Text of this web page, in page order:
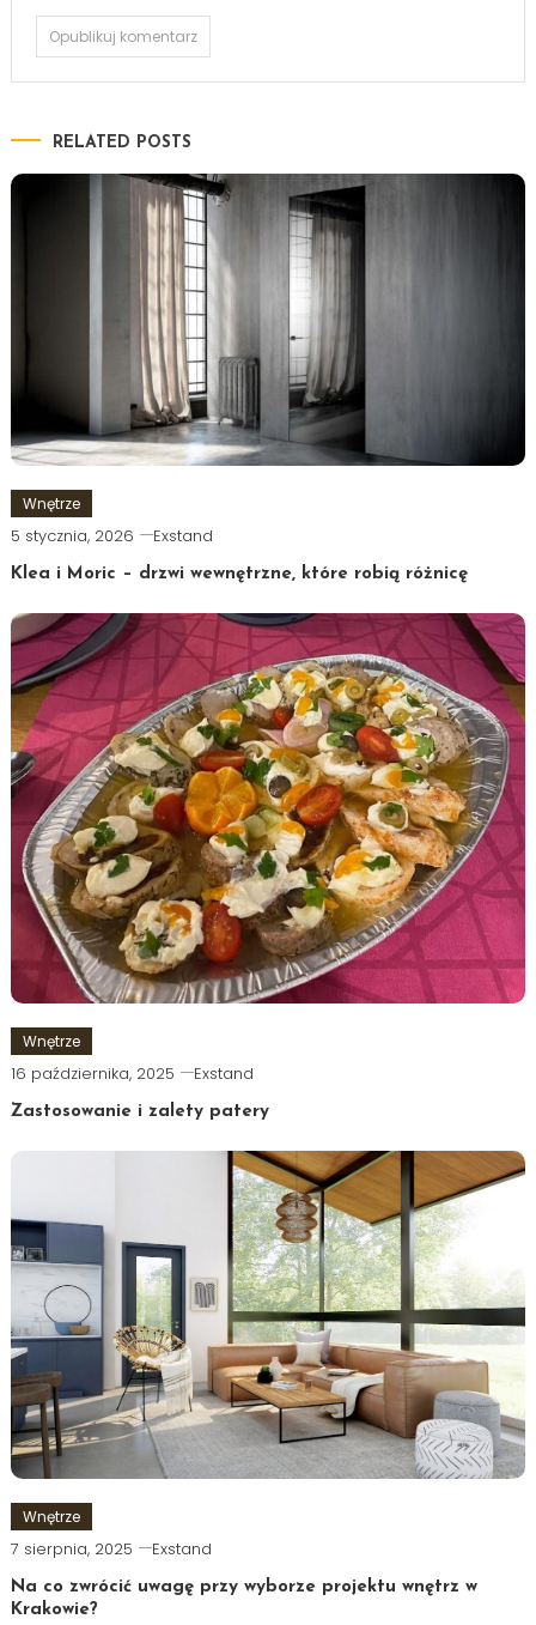
RELATED POSTS
Wnętrze
5 stycznia, 2026 Exstand
Klea i Moric – drzwi wewnętrzne, które robią różnicę
Wnętrze
16 października, 2025 Exstand
Zastosowanie i zalety patery
Wnętrze
7 sierpnia, 2025 Exstand
Na co zwrócić uwagę przy wyborze projektu wnętrz w
Krakowie?